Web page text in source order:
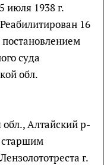
июля 1938 г.
16
суда
обл.
Алтайский р-
старшим
г.